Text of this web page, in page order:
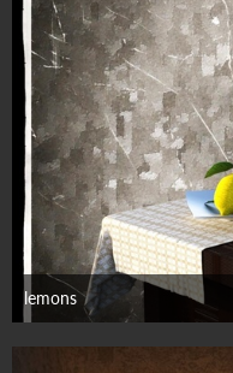
lemons
12. September 2025